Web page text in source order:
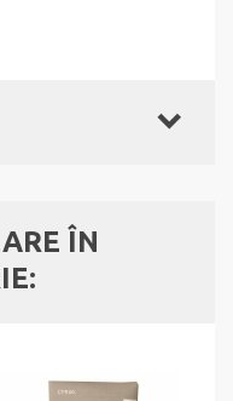
ÎN